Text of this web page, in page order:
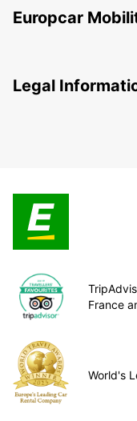
Europcar
Legal
France
World's